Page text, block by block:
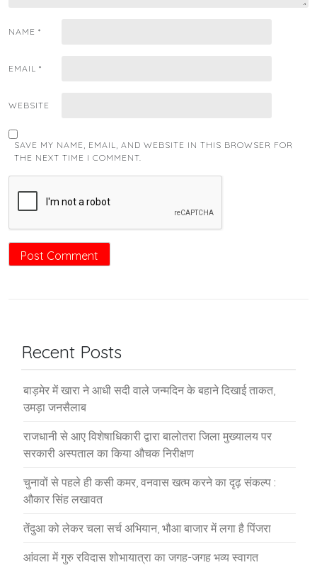
NAME *
EMAIL *
WEBSITE
SAVE MY NAME, EMAIL, AND WEBSITE IN THIS BROWSER FOR
THE NEXT TIME I COMMENT.
Recent Posts
बाड़मेर में खारा ने आधी सदी वाले जन्मदिन के बहाने दिखाई ताकत,
उमड़ा जनसैलाब
राजधानी से आए विशेषाधिकारी द्वारा बालोतरा जिला मुख्यालय पर
सरकारी अस्पताल का किया औचक निरीक्षण
चुनावों से पहले ही कसी कमर, वनवास खत्म करने का दृढ़ संकल्प :
औकार सिंह लखावत
तेंदुआ को लेकर चला सर्च अभियान, भौआ बाजार में लगा है पिंजरा
आंवला में गुरु रविदास शोभायात्रा का जगह-जगह भव्य स्वागत